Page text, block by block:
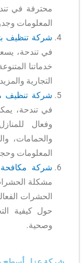
محترفة في
المعلومات
شركة تنظيف
في تندحة،
خدماتنا
التجارية
شركة تنظيف
في تندحة،
وفعال
والحمامات،
المعلومات
شركة
مشكلة
الحشرات
حول كيفية
وصحية.